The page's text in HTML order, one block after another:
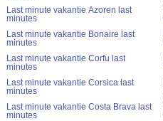
Last minute vakantie Azoren last
minutes
Last minute vakantie Bonaire last
minutes
Last minute vakantie Corfu last
minutes
Last minute vakantie Corsica last
minutes
Last minute vakantie Costa Brava last
minutes